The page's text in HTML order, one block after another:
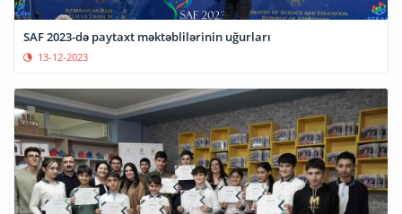
SAF 2023-də paytaxt məktəblilərinin uğurları
13-12-2023